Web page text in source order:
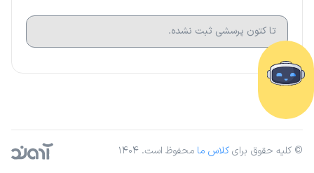
تا کتون پرسشی ثبت نشده.
© کلیه حقوق برایکلاس ما محفوظ است. ۱۴۰۴